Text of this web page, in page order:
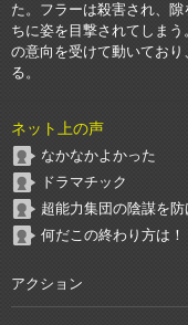
た。フラーは殺害され、
ちに姿を目撃されてしま
の意向を受けて動いており
る。
ネット上の声
なかなかよかった
ドラマチック
超能力集団の陰謀を防
何だこの終わり方は！
アクション